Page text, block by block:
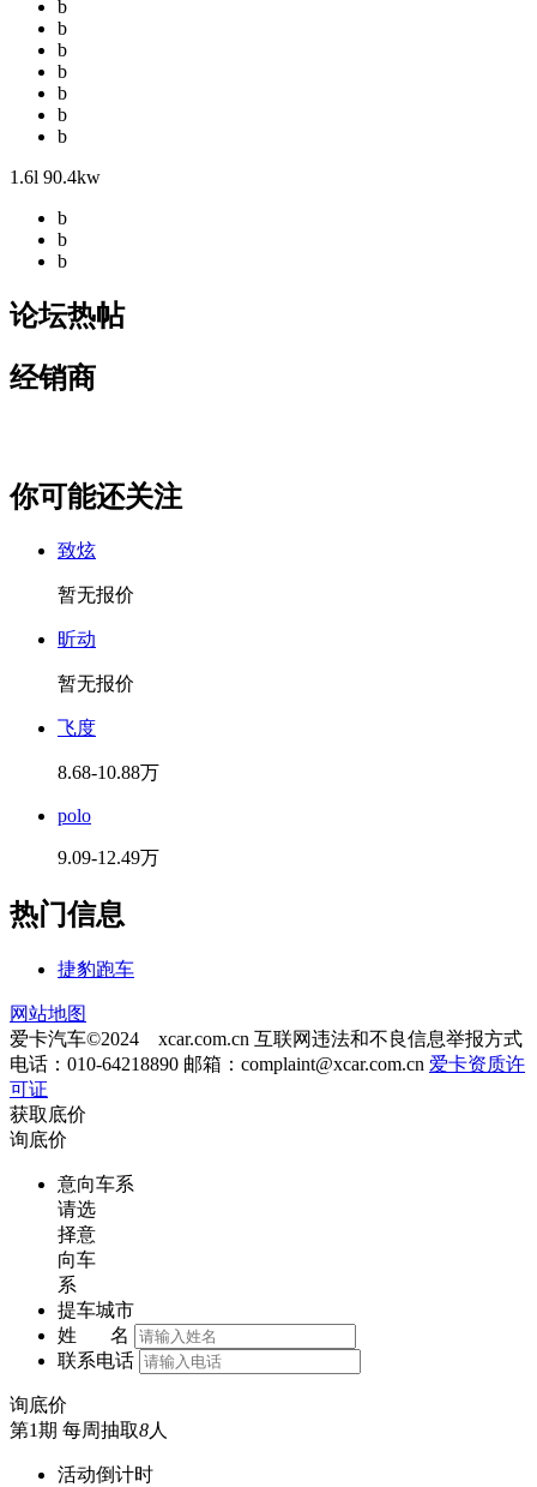
b
b
b
b
b
b
b
1.6l 90.4kw
b
b
b
论坛热帖
经销商
你可能还关注
致炫
暂无报价
昕动
暂无报价
飞度
8.68-10.88万
polo
9.09-12.49万
热门信息
捷豹跑车
网站地图
爱卡汽车©2024 xcar.com.cn 互联网违法和不良信息举报方式
电话：010-64218890 邮箱： complaint@xcar.com.cn 爱卡资质许
可证
获取底价
询底价
意向车系
请选
择意
向车
系
提车城市
姓 名
联系电话
询底价
第1期 每周抽取8人
活动倒计时